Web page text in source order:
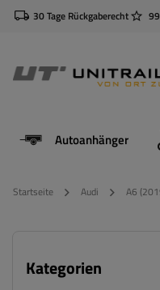
30 Tage Rückgaberecht
Autoanhänger
Startseite Audi A6
Kategorien